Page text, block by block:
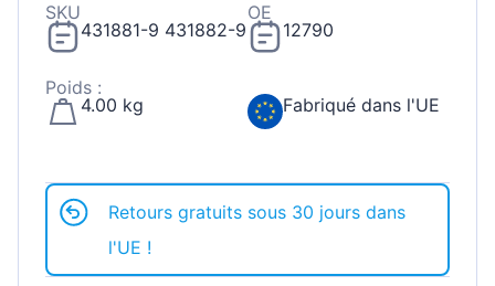
SKU
431881-9 431882-9
OE
12790
Poids :
4.00 kg
Fabriqué dans l'UE
Retours gratuits sous 30 jours dans
l'UE !